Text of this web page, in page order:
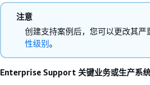
注意
创建支持案例后，您可以更改其严
性级别。
Enterprise Support 关键业务或生产系